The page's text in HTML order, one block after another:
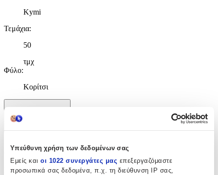
Υπεύθυνη χρήση των δεδομένων σας
Εμείς και οι 1022 συνεργάτες μας επεξεργαζόμαστε
προσωπικά σας δεδομένα, π.χ. τη διεύθυνση IP σας,
Kymi
Τεμάχια:
50
τμχ
Φύλο:
Κορίτσι
Χαρακτηριστικά
Κατασκευαστής: